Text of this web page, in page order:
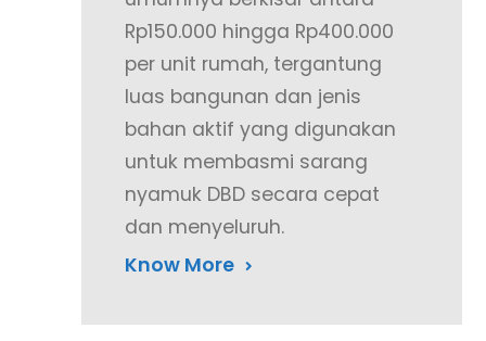
Rp150.000 hingga Rp400.000
per unit rumah, tergantung
luas bangunan dan jenis
bahan aktif yang digunakan
untuk membasmi sarang
nyamuk DBD secara cepat
dan menyeluruh.
Know More